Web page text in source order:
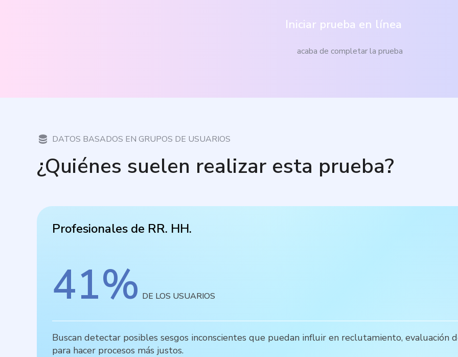
Iniciar prueba en línea
acaba de completar la prueba
DATOS BASADOS EN GRUPOS DE USUARIOS
¿Quiénes suelen realizar esta prueba?
Profesionales de RR. HH.
41% DE LOS USUARIOS
Buscan detectar posibles sesgos inconscientes que puedan influir en reclutamiento, evaluación
para hacer procesos más justos.